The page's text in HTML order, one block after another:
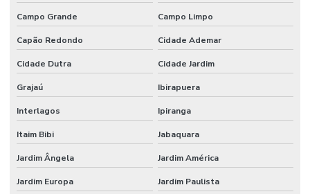
Campo Grande Campo Limpo
Capão Redondo Cidade Ademar
Cidade Dutra Cidade Jardim
Grajaú Ibirapuera
Interlagos Ipiranga
Itaim Bibi Jabaquara
Jardim Ângela Jardim América
Jardim Europa Jardim Paulista